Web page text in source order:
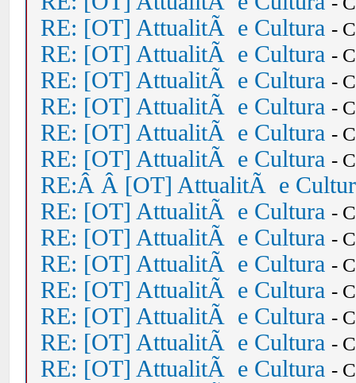
RE: [OT] AttualitÃ e Cultura -
RE: [OT] AttualitÃ e Cultura -
RE: [OT] AttualitÃ e Cultura -
RE: [OT] AttualitÃ e Cultura -
RE: [OT] AttualitÃ e Cultura -
RE: [OT] AttualitÃ e Cultura -
RE:Â Â [OT] AttualitÃ e
RE: [OT] AttualitÃ e Cultura -
RE: [OT] AttualitÃ e Cultura -
RE: [OT] AttualitÃ e Cultura -
RE: [OT] AttualitÃ e Cultura -
RE: [OT] AttualitÃ e Cultura -
RE: [OT] AttualitÃ e Cultura -
RE: [OT] AttualitÃ e Cultura -